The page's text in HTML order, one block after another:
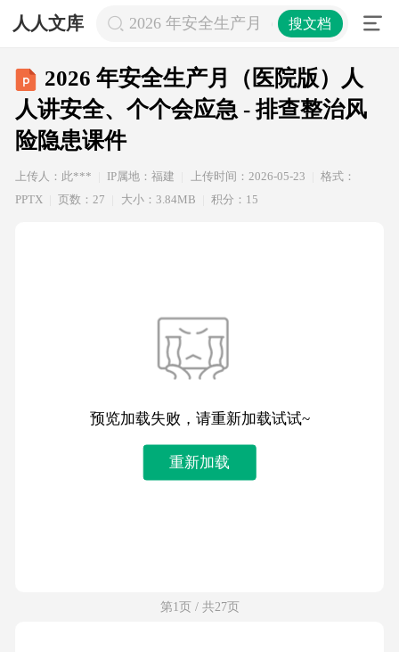
人人文库 2026 年安全生产月（医院版）人人
搜文档
2026 年安全生产月（医院版）人
人讲安全、个个会应急 - 排查整治风
险隐患课件
上传人：此*** IP属地：福建 上传时间：2026-05-23
格式：
PPTX
页数：27 大小：3.84MB 积分：15
预览加载失败，请重新加载试试~
重新加载
第1页 / 共27页